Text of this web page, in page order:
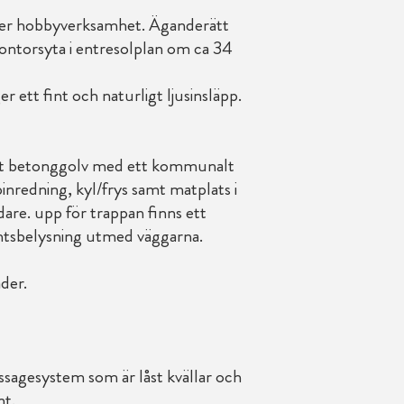
hobbyverksamhet. Äganderätt
i entresolplan om ca 34
ett fint och naturligt ljusinsläpp.
betonggolv med ett kommunalt
kyl/frys samt matplats i
upp för trappan finns ett
utmed väggarna.
som är låst kvällar och